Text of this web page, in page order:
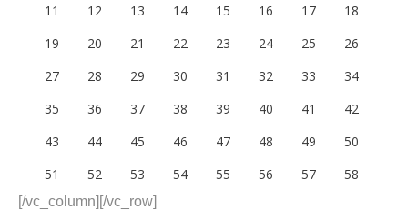
11
12 13 14 15 16 17
18
19
20 21 22 23 24 25
26
27
28 29 30 31 32 33
34
35
36 37 38 39 40 41
42
43
44 45 46 47 48 49
50
51
52 53 54 55 56 57 58
[/vc_column][/vc_row]